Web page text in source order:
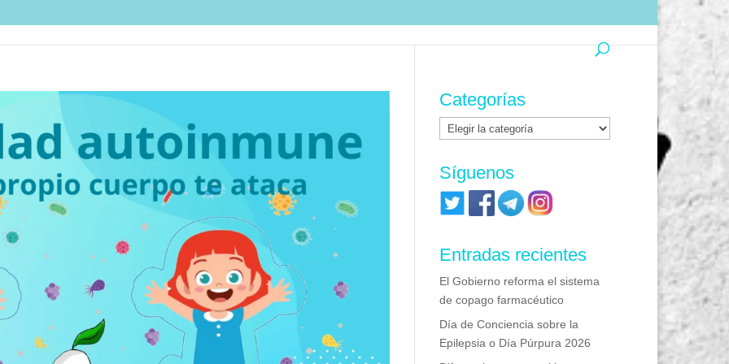
Categorías
Categorías
Síguenos
Entradas recientes
El Gobierno reforma el sistema
de copago farmacéutico
Día de Conciencia sobre la
Epilepsia o Día Púrpura 2026